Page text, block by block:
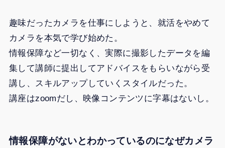
趣味だったカメラを仕事にしようと、就活をやめて
カメラを本気で学び始めた。
情報保障など一切なく、実際に撮影したデータを編
集して講師に提出してアドバイスをもらいながら受
講し、スキルアップしていくスタイルだった。
講座はzoomだし、映像コンテンツに字幕はないし。
情報保障がないとわかっているのになぜカメラ